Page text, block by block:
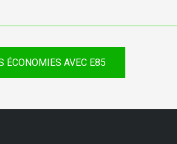
ÉCONOMIES AVEC E85